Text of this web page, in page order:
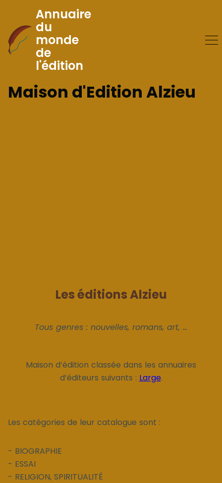
Skip
to
Content
Annuaire
du
monde
de
l'édition
Maison d'Edition Alzieu
Les éditions Alzieu
Tous genres : nouvelles, romans, art, ...
Maison d’édition classée dans les annuaires
d’éditeurs suivants : Large.
Les catégories de leur catalogue sont :
- BIOGRAPHIE
- ESSAI
- RELIGION, SPIRITUALITÉ